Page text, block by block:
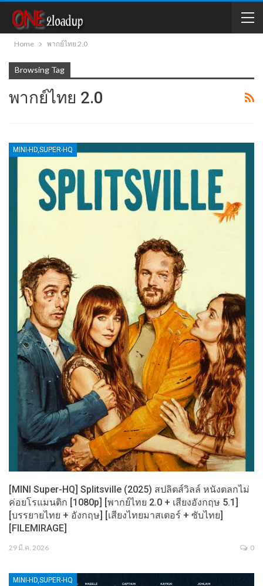
Home พากย์ไทย 2.0
Browsing Tag
พากย์ไทย 2.0
MINI-HD,SUPER-HQ
[MINI Super-HQ] Splitsville (2025) สปลิตส์วิลล์ หนังตลกไม่
ค่อยโรแมนติก [1080p] [พากย์ไทย 2.0 + เสียงอังกฤษ 5.1]
[บรรยายไทย + อังกฤษ] [เสียงไทยมาสเตอร์ + ซับไทย]
[FILEMIRAGE]
29 มี.ค. 2026 0
MINI-HD,SUPER-HQ